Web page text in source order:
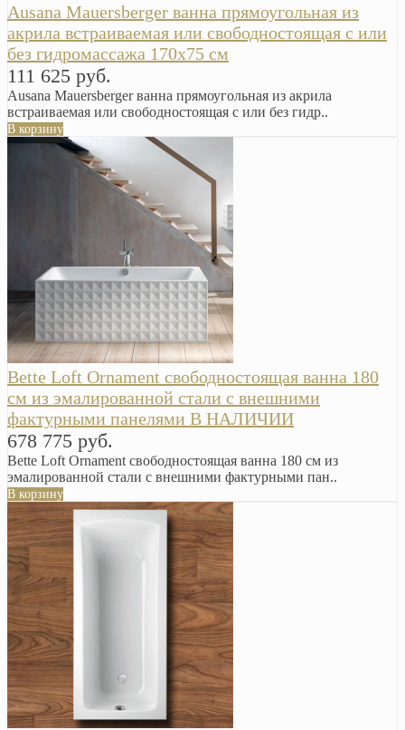
Ausana Mauersberger ванна прямоугольная из
акрила встраиваемая или свободностоящая с или
без гидромассажа 170х75 см
111 625 руб.
Ausana Mauersberger ванна прямоугольная из акрила
встраиваемая или свободностоящая с или без гидр..
В корзину
Bette Loft Ornament свободностоящая ванна 180
см из эмалированной стали с внешними
фактурными панелями В НАЛИЧИИ
678 775 руб.
Bette Loft Ornament свободностоящая ванна 180 см из
эмалированной стали с внешними фактурными пан..
В корзину